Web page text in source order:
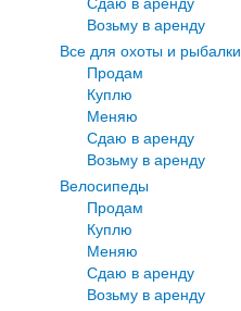
Возьму в аренду
Все для охоты и рыбалки
Продам
Куплю
Меняю
Сдаю в аренду
Возьму в аренду
Велосипеды
Продам
Куплю
Меняю
Сдаю в аренду
Возьму в аренду